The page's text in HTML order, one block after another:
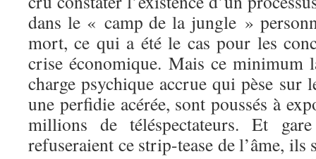
dans le « camp de la jungle »
mort, ce qui a été le cas pour les
crise économique. Mais ce minimum
charge psychique accrue qui pèse sur
une perfidie acérée, sont poussés à
millions de téléspectateurs. Et
refuseraient ce strip-tease de l’âme,